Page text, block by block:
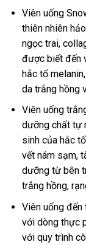
Viên uống
thiên nhiên
ngọc trai,
được biết đến
hắc tố
da trắng hồng
Viên uống
dưỡng chất tự
sinh của hắc
vết nám sạm,
dưỡng từ bên
trắng hồng,
Viên uống
với dòng thực
với quy trình